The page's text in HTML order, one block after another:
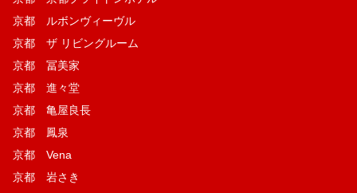
京都 ルボンヴィーヴル
京都 ザ リビングルーム
京都 冨美家
京都 進々堂
京都 亀屋良長
京都 鳳泉
京都 Vena
京都 岩さき